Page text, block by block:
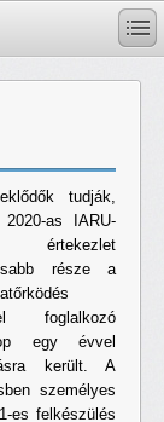
tudják,
as IARU-
része a
foglalkozó
egy évvel
került. A
személyes
es felkészülés